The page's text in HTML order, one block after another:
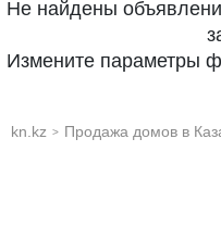
Не найдены
Измените параметры
kn.kz > Продажа домов в